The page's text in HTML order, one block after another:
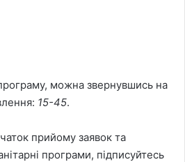
можна звернувшись на
15-45.
прийому заявок та
програми, підписуйтесь